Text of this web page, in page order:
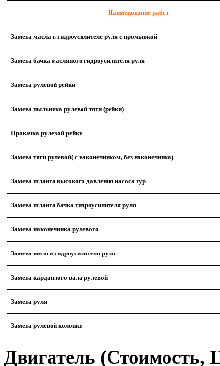
Наименование работ
Замена масла в гидроусилителе руля с промывкой
Замена бачка масляного гидроусилителя руля
Замена рулевой рейки
Замена пыльника рулевой тяги (рейки)
Прокачка рулевой рейки
Замена тяги рулевой( с наконечником, без наконечника)
Замена шланга высокого давления насоса гур
Замена шланга бачка гидроусилителя руля
Замена наконечника рулевого
Замена насоса гидроусилителя руля
Замена карданного вала рулевой
Замена руля
Замена рулевой колонки
Двигатель (Стоимость,